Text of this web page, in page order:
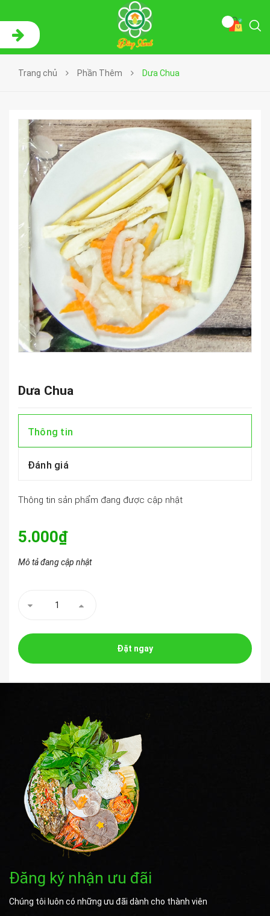
Trang chủ Phần Thêm Dưa Chua
Dưa Chua
Thông tin
Đánh giá
Thông tin sản phẩm đang được cập nhật
5.000₫
Mô tả đang cập nhật
Đặt ngay
Đăng ký nhận ưu đãi
Chúng tôi luôn có những ưu đãi dành cho thành viên